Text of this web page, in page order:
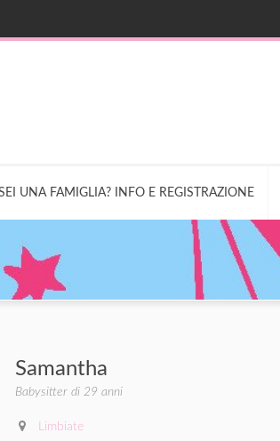
UNA FAMIGLIA? INFO E REGISTRAZIONE
Samantha
Babysitter di 29 anni
Limbiate